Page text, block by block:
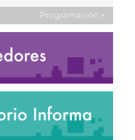
Programación +